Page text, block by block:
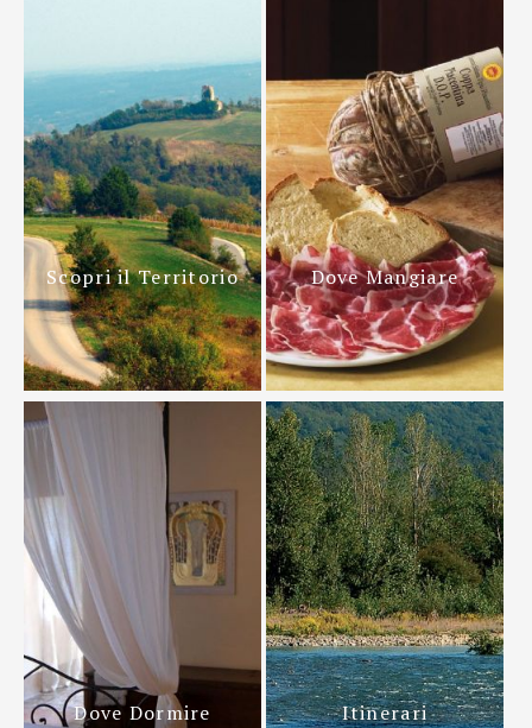
Scopri il Territorio Dove Mangiare
Dove Dormire Itinerari